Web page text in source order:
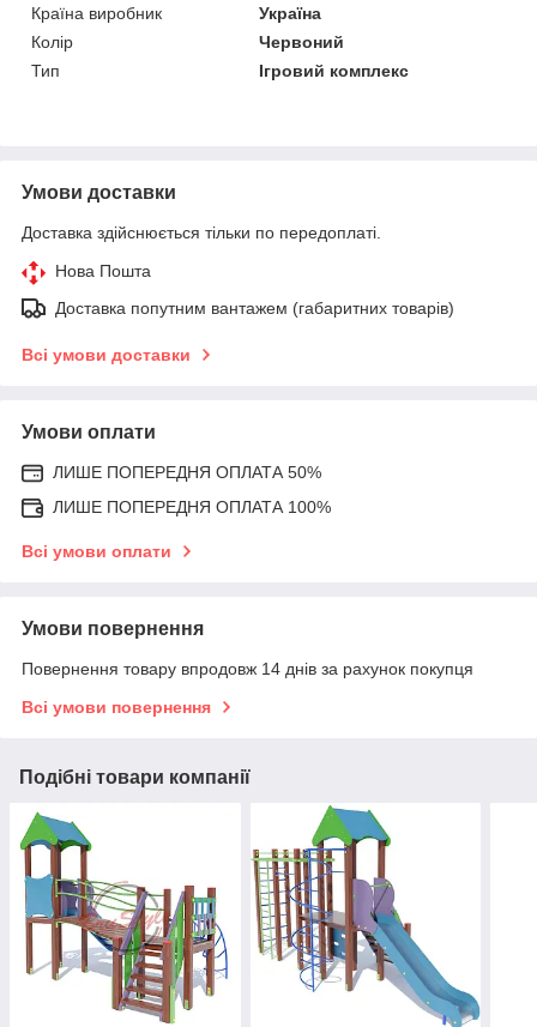
Країна виробник
Україна
Колір
Червоний
Тип
Ігровий комплекс
Умови доставки
Доставка здійснюється тільки по передоплаті.
Нова Пошта
Доставка попутним вантажем (габаритних товарів)
Всі умови доставки
Умови оплати
ЛИШЕ ПОПЕРЕДНЯ ОПЛАТА 50%
ЛИШЕ ПОПЕРЕДНЯ ОПЛАТА 100%
Всі умови оплати
Умови повернення
Повернення товару впродовж 14 днів за рахунок покупця
Всі умови повернення
Подібні товари компанії